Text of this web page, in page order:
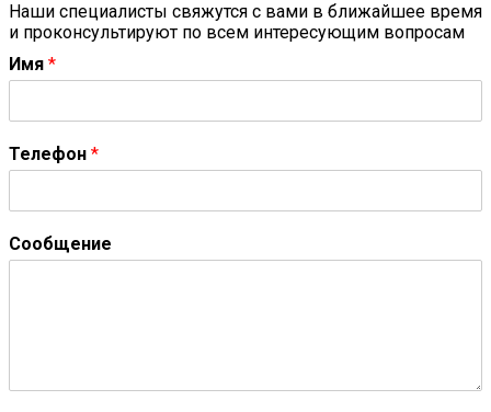
Наши специалисты свяжутся с вами в ближайшее время
и проконсультируют по всем интересующим вопросам
Имя *
Телефон *
Сообщение